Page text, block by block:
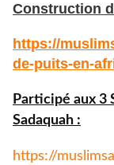
Construction
https://
de-puits-en-
Participé aux 3
Sadaquah :
https://